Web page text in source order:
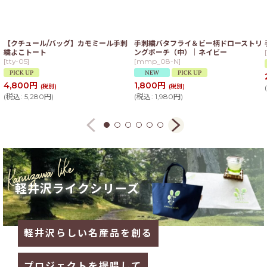
【クチュール/バッグ】カモミール手刺
繍よこトート
[tty-05]
4,800円 (税別)
(税込: 5,280円)
手刺繍バタフライ＆ビー柄ドローストリ
ングポーチ（中）｜ネイビー
[mmp_08-N]
1,800円 (税別)
(税込: 1,980円)
[
(
軽井沢ライクシリーズ
軽井沢らしい名産品を創る